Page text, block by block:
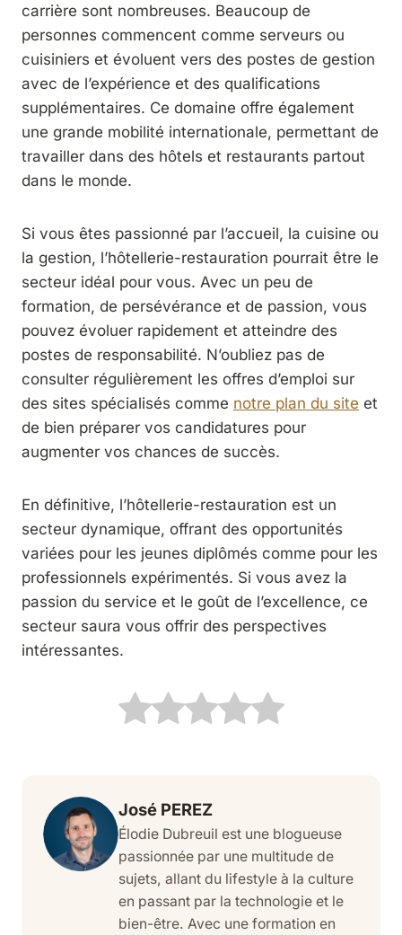
carrière sont nombreuses. Beaucoup de
personnes commencent comme serveurs ou
cuisiniers et évoluent vers des postes de gestion
avec de l’expérience et des qualifications
supplémentaires. Ce domaine offre également
une grande mobilité internationale, permettant de
travailler dans des hôtels et restaurants partout
dans le monde.
Si vous êtes passionné par l’accueil, la cuisine ou
la gestion, l’hôtellerie-restauration pourrait être le
secteur idéal pour vous. Avec un peu de
formation, de persévérance et de passion, vous
pouvez évoluer rapidement et atteindre des
postes de responsabilité. N’oubliez pas de
consulter régulièrement les offres d’emploi sur
des sites spécialisés comme notre plan du site et
de bien préparer vos candidatures pour
augmenter vos chances de succès.
En définitive, l’hôtellerie-restauration est un
secteur dynamique, offrant des opportunités
variées pour les jeunes diplômés comme pour les
professionnels expérimentés. Si vous avez la
passion du service et le goût de l’excellence, ce
secteur saura vous offrir des perspectives
intéressantes.
José PEREZ
Élodie Dubreuil est une blogueuse
passionnée par une multitude de
sujets, allant du lifestyle à la culture
en passant par la technologie et le
bien-être. Avec une formation en